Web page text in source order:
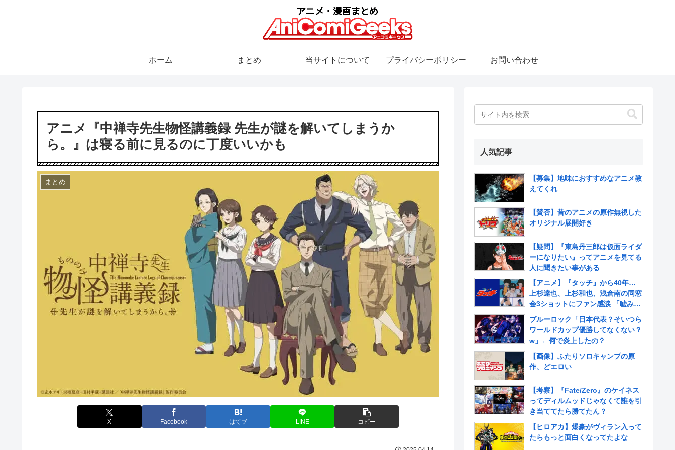
ホーム まとめ 当サイトについて プライバシーポリシー お問い合わせ
アニメ『中禅寺先生物怪講義録 先生が謎を解いてしまうか
ら。』は寝る前に見るのに丁度いいかも
まとめ
X Facebook はてブ LINE コピー
人気記事
【募集】地味におすすめなアニメ教
えてくれ
【賛否】昔のアニメの原作無視した
オリジナル展開好き
【疑問】『東島丹三郎は仮面ライダ
ーになりたい』ってアニメを見てる
人に聞きたい事がある
【アニメ】『タッチ』から40年…
上杉達也、上杉和也、浅倉南の同窓
会3ショットにファン感涙 「嘘みた
いだろ…また三人揃ってるんだぜ」
ブルーロック「日本代表？そいつら
ワールドカップ優勝してなくない？
w」←何で炎上したの？
【画像】ふたりソロキャンプの原
作、どエロい
【考察】『Fate/Zero』のケイネス
ってディルムッドじゃなくて誰を引
き当ててたら勝てたん？
【ヒロアカ】爆豪がヴィラン入って
たらもっと面白くなってたよな